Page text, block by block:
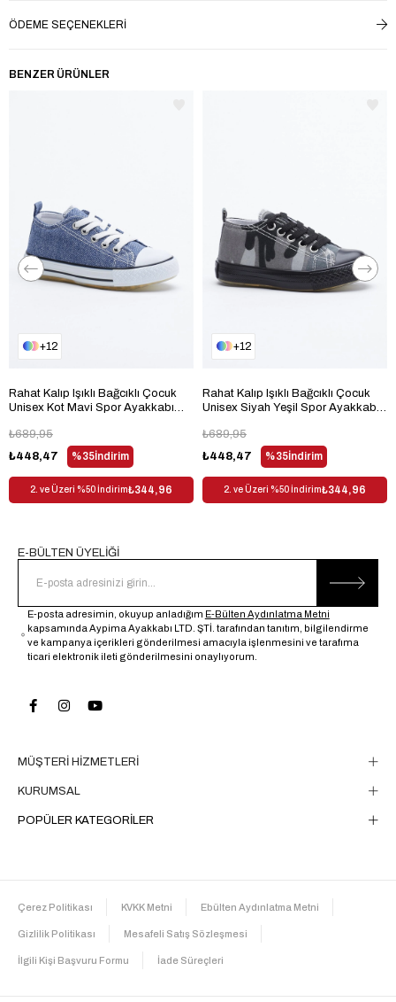
Topuk Tipi
Bağlama Şekli
Materyal Suni Deri
Suni Deri
Dış Materyal
Sezon Her Sezon
Cinsiyet
ÖDEME SEÇENEKLERI
BENZER ÜRÜNLER
12
Rahat Kalıp Işıklı Bağcıklı Çocuk
Unisex Kot Mavi Spor Ayakkabı
%35İndirim
₺448,47
₺689,95
2. ve Üzeri %50 İndirim₺344,96
12
Rahat Kalıp Işıklı Bağcıklı Çocuk
Unisex Siyah Yeşil Spor Ayakkabı
%35İndirim
₺448,47
₺689,95
2. ve Üzeri %50 İndirim₺344,96
MÜŞTERİ HİZMETLERİ
KURUMSAL
POPÜLER KATEGORİLER
E-BÜLTEN ÜYELİĞİ
E-posta adresimin, okuyup anladığım E-Bülten Aydınlatma Metni
kapsamında Aypima Ayakkabı LTD. ŞTİ. tarafından tanıtım, bilgilendirme
ve kampanya içerikleri gönderilmesi amacıyla işlenmesini ve tarafıma
ticari elektronik ileti gönderilmesini onaylıyorum.
Çerez Politikası KVKK Metni Ebülten Aydınlatma Metni
Gizlilik Politikası Mesafeli Satış Sözleşmesi
İlgili Kişi Başvuru Formu İade Süreçleri